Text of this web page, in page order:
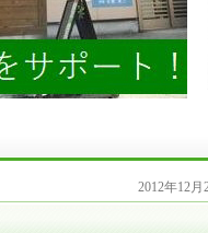
2012年12月